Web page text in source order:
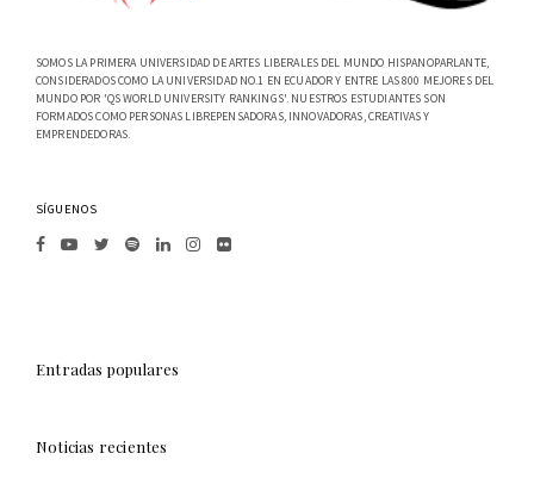
SOMOS LA PRIMERA UNIVERSIDAD DE ARTES LIBERALES DEL MUNDO HISPANOPARLANTE,
CONSIDERADOS COMO LA UNIVERSIDAD NO.1 EN ECUADOR Y ENTRE LAS 800 MEJORES DEL
MUNDO POR 'QS WORLD UNIVERSITY RANKINGS'. NUESTROS ESTUDIANTES SON
FORMADOS COMO PERSONAS LIBREPENSADORAS, INNOVADORAS, CREATIVAS Y
EMPRENDEDORAS.
SÍGUENOS
Entradas populares
Noticias recientes